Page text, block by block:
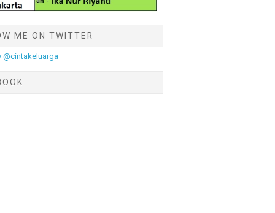
ME ON TWITTER
@cintakeluarga